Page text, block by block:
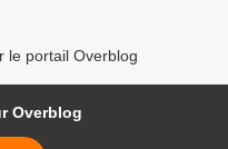
le portail Overblog
Overblog